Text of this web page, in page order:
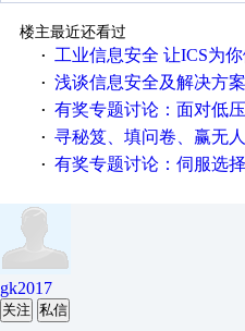
楼主最近还看过
·
工业信息安全 让ICS为
· 浅谈信息安全及解决方案
· 有奖专题讨论：面对低压变频故障，老手是
· 寻秘笈、填问卷、赢无
· 有奖专题讨论：伺服选择的“小细节大
gk2017
关注 私信